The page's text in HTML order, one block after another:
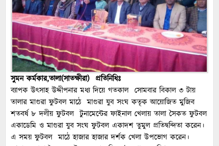
সুমন কর্মকার,তালা(সাতক্ষীরা) প্রতিনিধিঃ
ব্যাপক উৎসাহ উদ্দীপনার মধ্য দিয়ে গতকাল সোমবার বিকাল ৩ টায়
তালার মাগুরা ফুটবল মাঠে মাগুরা যুব সংঘ কতৃক আয়োজিত মুজিব
শতবর্ষ ৮ দলীয় ফুটবল টুনামেন্টের ফাইনাল খেলায় তালা সৈকত ফুটবল
একাডেমি ও মাগুরা যুব সংঘ ফুটবল একাদশ তুমুল প্রতিদ্বন্দিতা করেন।
এ সময় ফুটবল মাঠে হাজার হাজার দর্শক খেলা উপভোগ করেন।